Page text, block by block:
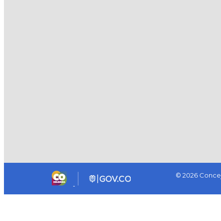
© 2026